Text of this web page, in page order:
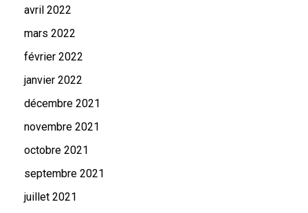
avril 2022
mars 2022
février 2022
janvier 2022
décembre 2021
novembre 2021
octobre 2021
septembre 2021
juillet 2021